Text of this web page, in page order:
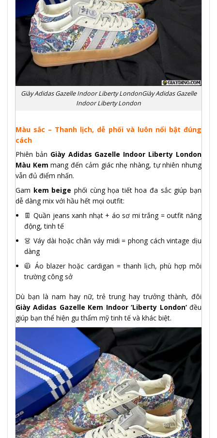
Giày Adidas Gazelle Indoor Liberty LondonGiày Adidas Gazelle
Indoor Liberty London
Màu sắc – Thanh lịch, dễ phối và luôn nổi bật đúng
cách
Phiên bản Giày Adidas Gazelle Indoor Liberty London
Màu Kem mang đến cảm giác nhẹ nhàng, tự nhiên nhưng
vẫn đủ điểm nhấn.
Gam kem beige phối cùng họa tiết hoa đa sắc giúp bạn
dễ dàng mix với hầu hết mọi outfit:
👖 Quần jeans xanh nhạt + áo sơ mi trắng = outfit năng
động, tinh tế
👗 Váy dài hoặc chân váy midi = phong cách vintage dịu
dàng
🧥 Áo blazer hoặc cardigan = thanh lịch, phù hợp môi
trường công sở
Dù bạn là nam hay nữ, trẻ trung hay trưởng thành, đôi
Giày Adidas Gazelle Kem Indoor ‘Liberty London’đều
giúp bạn thể hiện gu thẩm mỹ tinh tế và khác biệt.